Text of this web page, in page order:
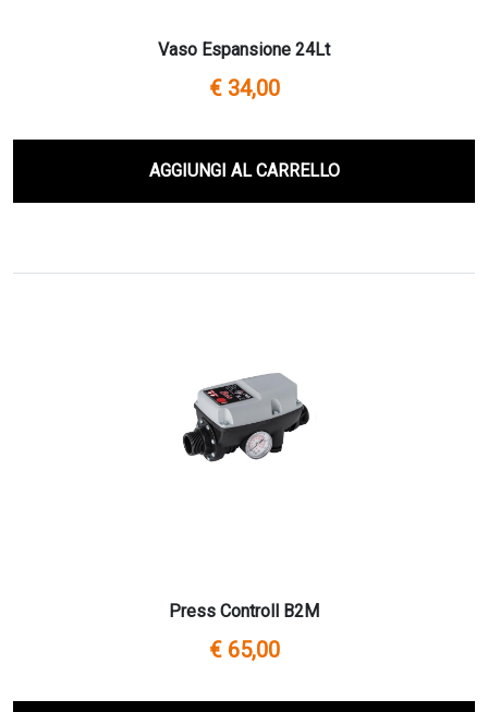
Vaso Espansione 24Lt
€ 34,00
AGGIUNGI AL CARRELLO
Press Controll B2M
€ 65,00